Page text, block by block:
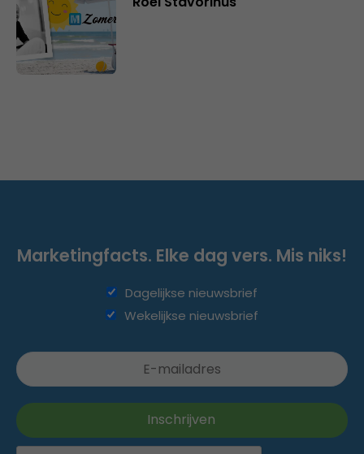
Marketingfacts. Elke dag vers. Mis niks!
Dagelijkse nieuwsbrief
Wekelijkse nieuwsbrief